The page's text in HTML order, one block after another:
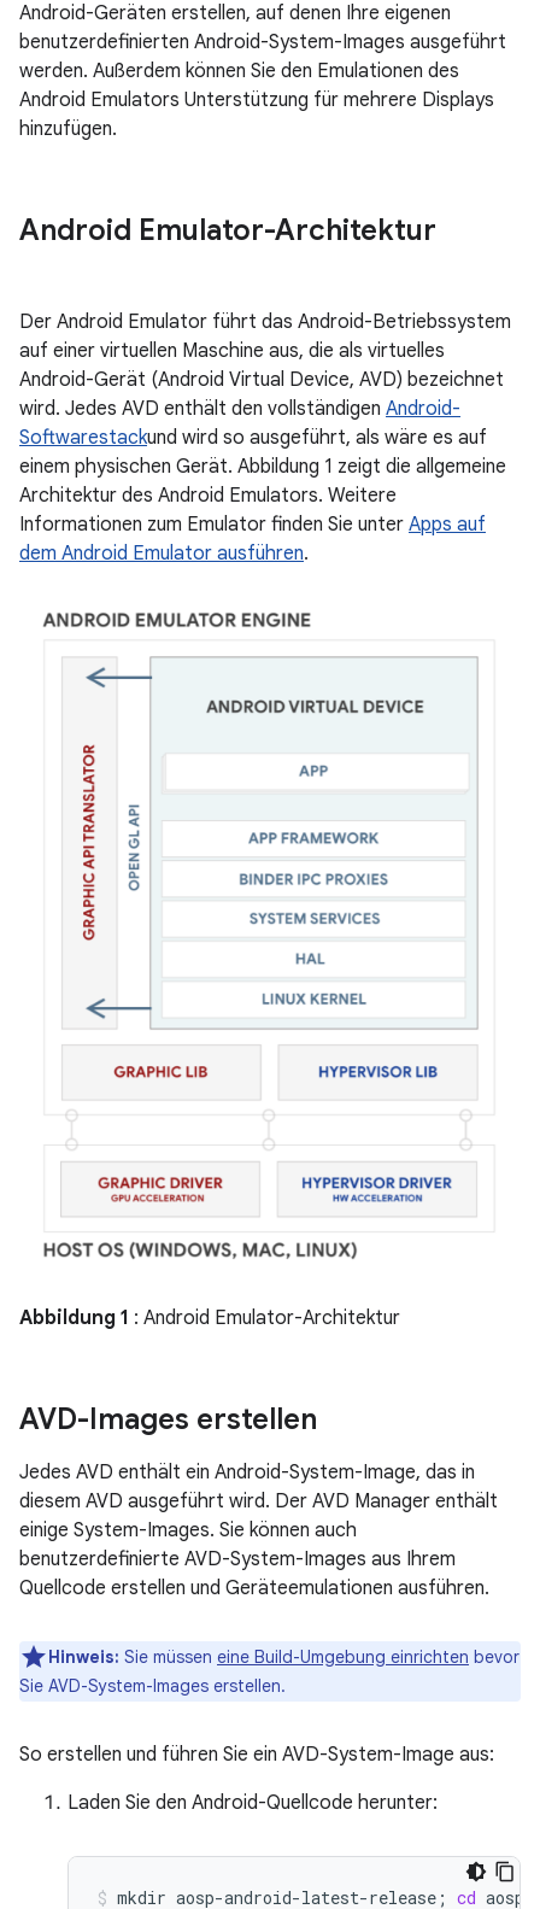
Android-Geräten erstellen, auf denen Ihre eigenen
benutzerdefinierten Android-System-Images ausgeführt
werden. Außerdem können Sie den Emulationen des
Android Emulators Unterstützung für mehrere Displays
hinzufügen.
Android Emulator-Architektur
Der Android Emulator führt das Android-Betriebssystem
auf einer virtuellen Maschine aus, die als virtuelles
Android-Gerät (Android Virtual Device, AVD) bezeichnet
wird. Jedes AVD enthält den vollständigen Android-
Softwarestackund wird so ausgeführt, als wäre es auf
einem physischen Gerät. Abbildung 1 zeigt die allgemeine
Architektur des Android Emulators. Weitere
Informationen zum Emulator finden Sie unter Apps auf
dem Android Emulator ausführen.
Abbildung 1 : Android Emulator-Architektur
AVD-Images erstellen
Jedes AVD enthält ein Android-System-Image, das in
diesem AVD ausgeführt wird. Der AVD Manager enthält
einige System-Images. Sie können auch
benutzerdefinierte AVD-System-Images aus Ihrem
Quellcode erstellen und Geräteemulationen ausführen.
Hinweis: Sie müssen eine Build-Umgebung einrichten bevor
Sie AVD-System-Images erstellen.
So erstellen und führen Sie ein AVD-System-Image aus:
Laden Sie den Android-Quellcode herunter:
mkdir aosp-android-latest-release ; cd